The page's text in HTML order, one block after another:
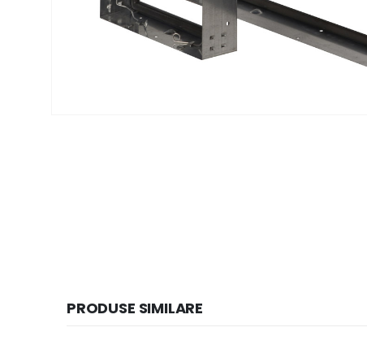
PRODUSE SIMILARE